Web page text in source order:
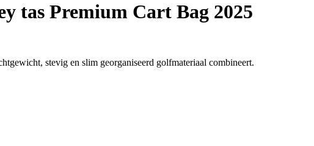
tas Premium Cart Bag 2025
stevig en slim georganiseerd golfmateriaal combineert.